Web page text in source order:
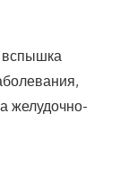
желудочно-